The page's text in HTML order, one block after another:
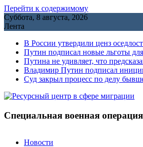
Перейти к содержимому
Суббота, 8 августа, 2026
Лента
В России утвердили ценз
Путин подписал новые льготы
Путина не удивляет, что
Владимир Путин подписал
Cуд закрыл процесс по делу
Специальная военная операция
Новости